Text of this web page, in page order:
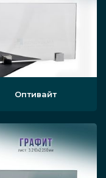
Оптивайт